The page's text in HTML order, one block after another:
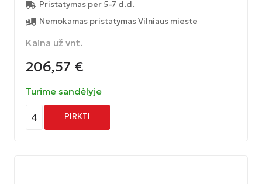
Pristatymas per 5-7 d.d.
Nemokamas pristatymas Vilniaus mieste
Kaina už vnt.
206,57 €
Turime sandėlyje
4 PIRKTI